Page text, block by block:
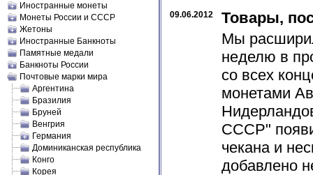
Иностранные монеты
Монеты России и СССР
Жетоны
Иностранные Банкноты
Памятные медали
Банкноты России
Почтовые марки мира
Аргентина
Бразилия
Бруней
Венгрия
Германия
Доминиканская республика
Конго
Корея
09.06.2012
Товары,
Мы
неделю в
со всех
монетами
СССР"
чекана и
добавлено